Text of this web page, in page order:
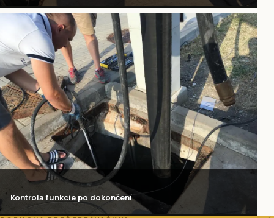
Kontrola funkcie po dokončení